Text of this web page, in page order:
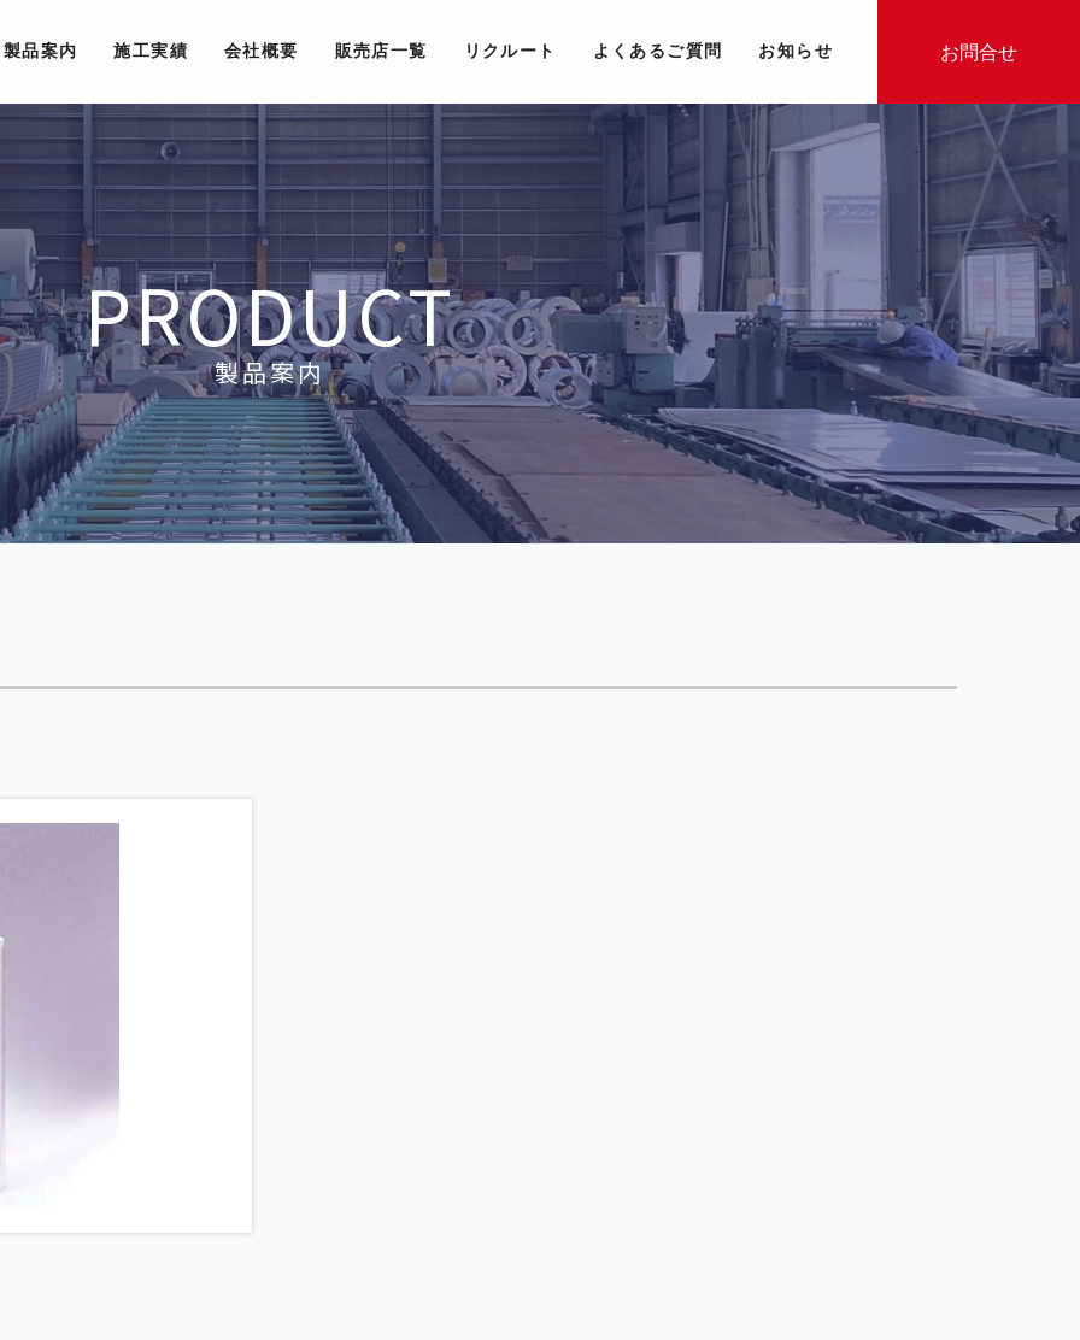
製品案内 施工実績 会社概要 販売店一覧 リクルート よくあるご質問 お知らせ お問合せ
PRODUCT
製品案内